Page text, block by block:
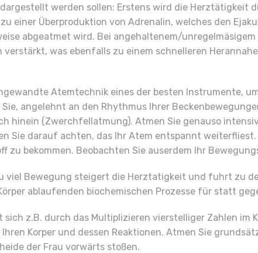
werden sollen: Erstens wird die Herztätigkeit
einer Überproduktion von Adrenalin, welches den
abgeatmet wird. Bei angehaltenem/
was ebenfalls zu einem schnelleren
Atemtechnik eines der besten Instrumente,
angelehnt an den Rhythmus Ihrer
hinein (Zwerchfellatmung). Atmen Sie genauso
Sie darauf achten, das Ihr Atem entspannt
bekommen. Beobachten Sie auserdem Ihr
viel Bewegung steigert die Herztatigkeit und fuhrt zu
ablaufenden biochemischen Prozesse für statt
z.B. durch das Multiplizieren vierstelliger Zahlen im
Korper und dessen Reaktionen. Atmen Sie
der Frau vorwärts stoßen.